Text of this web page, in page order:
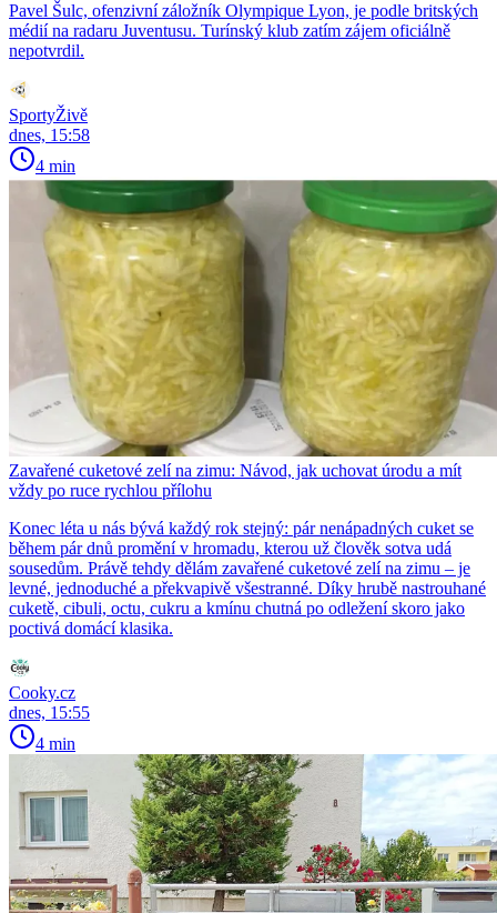
Pavel Šulc, ofenzivní záložník Olympique Lyon, je podle britských
médií na radaru Juventusu. Turínský klub zatím zájem oficiálně
nepotvrdil.
SportyŽivě
dnes, 15:58
4 min
Zavařené cuketové zelí na zimu: Návod, jak uchovat úrodu a mít
vždy po ruce rychlou přílohu
Konec léta u nás bývá každý rok stejný: pár nenápadných cuket se
během pár dnů promění v hromadu, kterou už člověk sotva udá
sousedům. Právě tehdy dělám zavařené cuketové zelí na zimu – je
levné, jednoduché a překvapivě všestranné. Díky hrubě nastrouhané
cuketě, cibuli, octu, cukru a kmínu chutná po odležení skoro jako
poctivá domácí klasika.
Cooky.cz
dnes, 15:55
4 min